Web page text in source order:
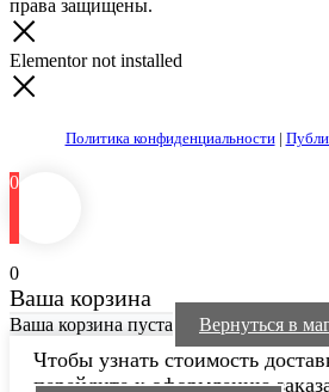
права защищены.
Elementor not installed
Политика конфиденциальности|
0
0
Ваша корзина
Ваша корзина пуста Вернуться в
Чтобы узнать стоимость
перейдите к оформлению